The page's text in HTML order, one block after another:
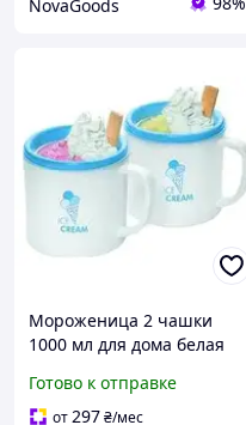
NovaGoods
Мороженица 2 чашки
1000 мл для дома белая
Готово к отправке
от297₴/мес